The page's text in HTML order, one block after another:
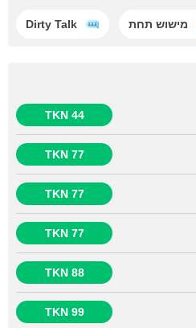
מישוש תחת Dirty Talk
44 TKN
77 TKN
77 TKN
77 TKN
88 TKN
99 TKN